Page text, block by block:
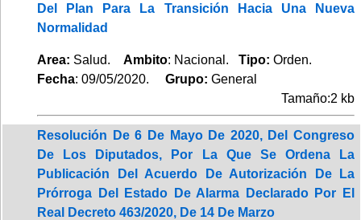
Del Plan Para La Transición Hacia Una Nueva
Normalidad
Area: Salud. Ambito: Nacional. Tipo: Orden.
Fecha: 09/05/2020. Grupo: General
Tamaño:2 kb
Resolución De 6 De Mayo De 2020, Del Congreso
De Los Diputados, Por La Que Se Ordena La
Publicación Del Acuerdo De Autorización De La
Prórroga Del Estado De Alarma Declarado Por El
Real Decreto 463/2020, De 14 De Marzo